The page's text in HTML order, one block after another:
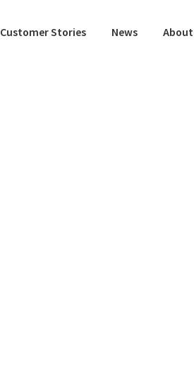
Customer Stories News About